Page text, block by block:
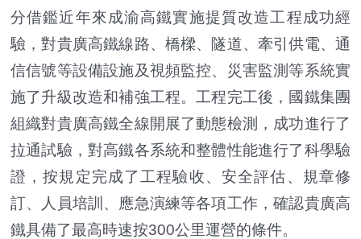
分借鑑近年來成渝高鐵實施提質改造工程成功經
驗，對貴廣高鐵線路、橋樑、隧道、牽引供電、通
信信號等設備設施及視頻監控、災害監測等系統實
施了升級改造和補強工程。工程完工後，國鐵集團
組織對貴廣高鐵全線開展了動態檢測，成功進行了
拉通試驗，對高鐵各系統和整體性能進行了科學驗
證，按規定完成了工程驗收、安全評估、規章修
訂、人員培訓、應急演練等各項工作，確認貴廣高
鐵具備了最高時速按300公里運營的條件。